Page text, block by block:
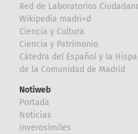
Red de Laboratorios
Wikipedia madri+d
Ciencia y Cultura
Ciencia y Patrimonio
Cátedra del Español y la
de la Comunidad de Madrid
Notiweb
Portada
Noticias
Inverosímiles